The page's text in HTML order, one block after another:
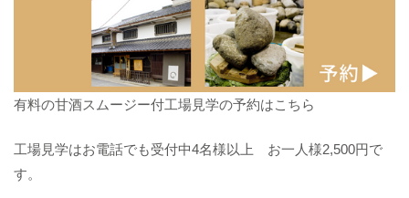
有料の甘酒スムージー付工場見学の予約はこちら
工場見学はお電話でも受付中4名様以上 お一人様2,500円で
す。